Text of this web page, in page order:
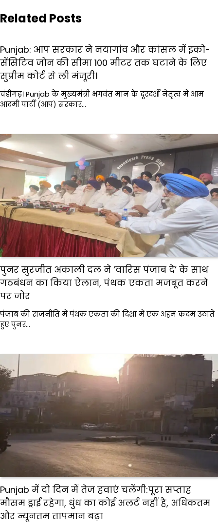
Related Posts
Punjab: आप सरकार ने नयागांव और कांसल में इको-
सेंसिटिव जोन की सीमा 100 मीटर तक घटाने के लिए
सुप्रीम कोर्ट से ली मंजूरी।
चंडीगढ़। Punjab के मुख्यमंत्री भगवंत मान के दूरदर्शी नेतृत्व में आम
आदमी पार्टी (आप) सरकार…
पुनर सुरजीत अकाली दल ने ‘वारिस पंजाब दे’ के साथ
गठबंधन का किया ऐलान, पंथक एकता मजबूत करने
पर जोर
पंजाब की राजनीति में पंथक एकता की दिशा में एक अहम कदम उठाते
हुए पुनर…
Punjab में दो दिन में तेज हवाएं चलेंगी:पूरा सप्ताह
मौसम ड्राई रहेगा, धुंध का कोई अलर्ट नहीं है, अधिकतम
और न्यूनतम तापमान बढ़ा